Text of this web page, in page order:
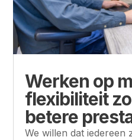
Werken op
flexibiliteit
betere
We willen dat iedereen